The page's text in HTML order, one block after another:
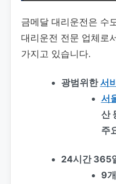
금메달 대리운전은 수
대리운전 전문 업체로
가지고 있습니다.
광범위한서
서
산
주
24시간 365
9